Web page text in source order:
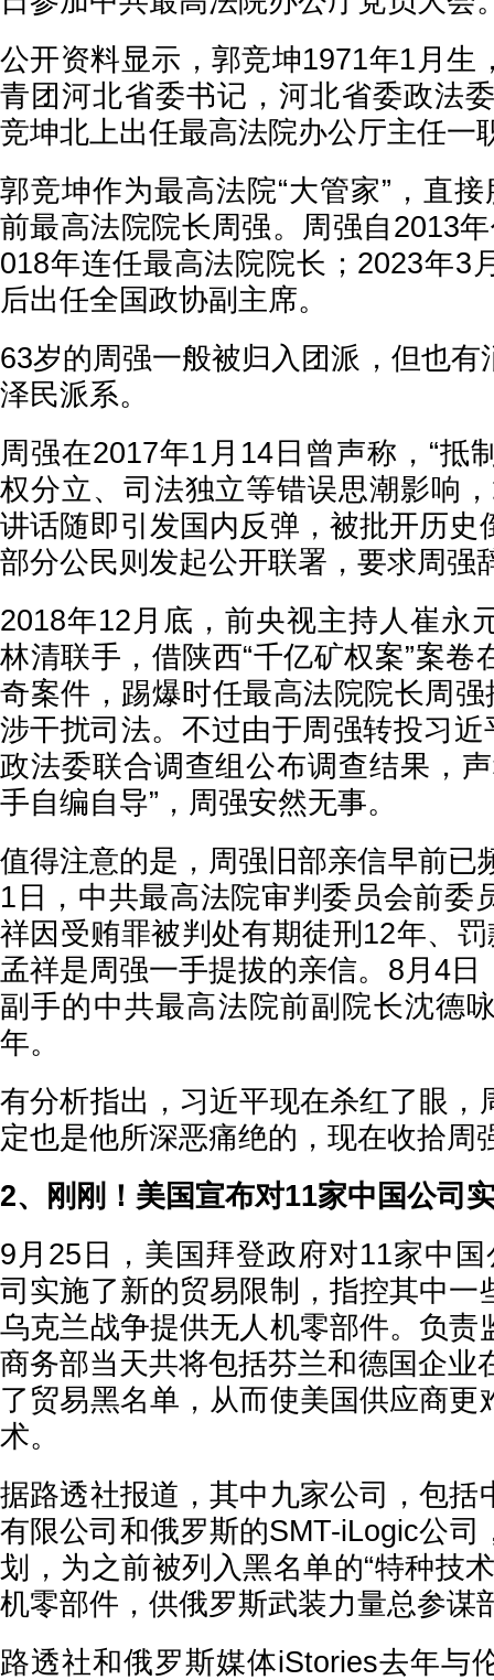
公开资料显示，郭竞坤1971年1月生
青团河北省委书记，河北省委政法
竞坤北上出任最高法院办公厅主任一
郭竞坤作为最高法院“大管家”，直
前最高法院院长周强。周强自2013
018年连任最高法院院长；2023年3
后出任全国政协副主席。
63岁的周强一般被归入团派，但也有
泽民派系。
周强在2017年1月14日曾声称，“抵
权分立、司法独立等错误思潮影响
讲话随即引发国内反弹，被批开历史
部分公民则发起公开联署，要求周强
2018年12月底，前央视主持人崔永
林清联手，借陕西“千亿矿权案”案卷
奇案件，踢爆时任最高法院院长周强
涉干扰司法。不过由于周强转投习
政法委联合调查组公布调查结果，
手自编自导”，周强安然无事。
值得注意的是，周强旧部亲信早前已
1日，中共最高法院审判委员会前委
祥因受贿罪被判处有期徒刑12年、
孟祥是周强一手提拔的亲信。8月4日
副手的中共最高法院前副院长沈德
年。
有分析指出，习近平现在杀红了眼，
定也是他所深恶痛绝的，现在收拾周
2、刚刚！美国宣布对11家中国公司
9月25日，美国拜登政府对11家中
司实施了新的贸易限制，指控其中一
乌克兰战争提供无人机零部件。负责
商务部当天共将包括芬兰和德国企业
了贸易黑名单，从而使美国供应商更
术。
据路透社报道，其中九家公司，包括
有限公司和俄罗斯的SMT-iLogic公司
划，为之前被列入黑名单的“特种技
机零部件，供俄罗斯武装力量总参谋
路透社和俄罗斯媒体iStories去年与